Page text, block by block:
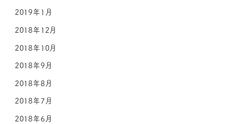
2019年1月
2018年12月
2018年10月
2018年9月
2018年8月
2018年7月
2018年6月